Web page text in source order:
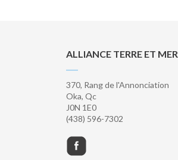
ALLIANCE TERRE ET MER
370, Rang de l'Annonciation
Oka, Qc
J0N 1E0
(438) 596-7302